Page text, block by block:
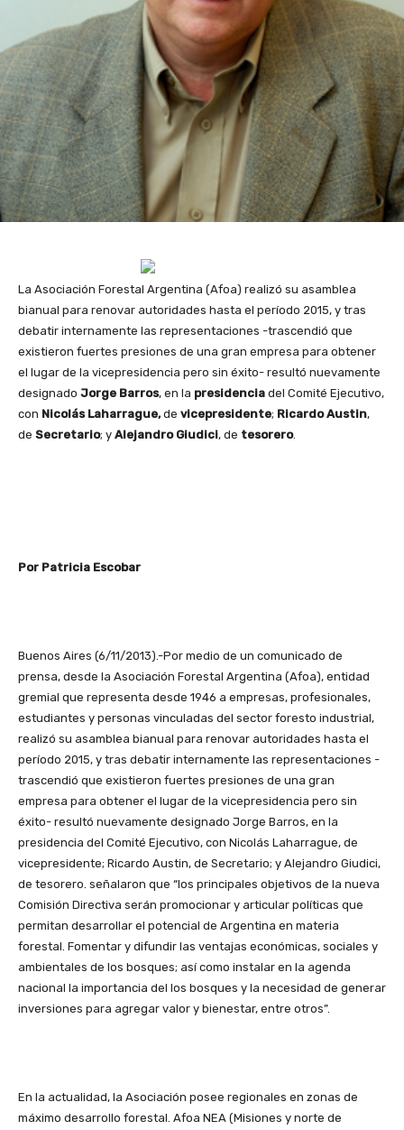
La Asociación Forestal Argentina (Afoa) realizó su asamblea
bianual para renovar autoridades hasta el período 2015, y tras
debatir internamente las representaciones -trascendió que
existieron fuertes presiones de una gran empresa para obtener
el lugar de la vicepresidencia pero sin éxito- resultó nuevamente
designado Jorge Barros, en la presidencia del Comité Ejecutivo,
con Nicolás Laharrague,de vicepresidente; Ricardo Austin,
de Secretario; y Alejandro Giudici, de tesorero.
Por Patricia Escobar
Buenos Aires (6/11/2013).-Por medio de un comunicado de
prensa, desde la Asociación Forestal Argentina (Afoa), entidad
gremial que representa desde 1946 a empresas, profesionales,
estudiantes y personas vinculadas del sector foresto industrial,
realizó su asamblea bianual para renovar autoridades hasta el
período 2015, y tras debatir internamente las representaciones -
trascendió que existieron fuertes presiones de una gran
empresa para obtener el lugar de la vicepresidencia pero sin
éxito- resultó nuevamente designado Jorge Barros, en la
presidencia del Comité Ejecutivo, con Nicolás Laharrague, de
vicepresidente; Ricardo Austin, de Secretario; y Alejandro Giudici,
de tesorero. señalaron que “los principales objetivos de la nueva
Comisión Directiva serán promocionar y articular políticas que
permitan desarrollar el potencial de Argentina en materia
forestal. Fomentar y difundir las ventajas económicas, sociales y
ambientales de los bosques; así como instalar en la agenda
nacional la importancia del los bosques y la necesidad de generar
inversiones para agregar valor y bienestar, entre otros”.
En la actualidad, la Asociación posee regionales en zonas de
máximo desarrollo forestal. Afoa NEA (Misiones y norte de